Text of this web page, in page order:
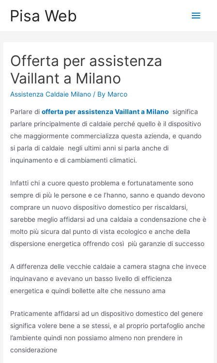
Pisa Web
Main
Offerta per assistenza
Vaillant a Milano
Assistenza Caldaie Milano / By Marco
Parlare diofferta per assistenza Vaillant a Milano significa
parlare principalmente di caldaie perché quello è il dispositivo
che maggiormente commercializza questa azienda, e quando
si parla di caldaie negli ultimi anni si parla anche di
inquinamento e di cambiamenti climatici.
Infatti chi a cuore questo problema e fortunatamente sono
sempre di più le persone e ce l’hanno, sanno e quando devono
comprare un nuovo dispositivo domestico per riscaldarsi,
sarebbe meglio affidarsi ad una caldaia a condensazione che è
molto più sicura dal punto di vista ecologico e anche della
dispersione energetica offrendo così più garanzie di successo
A differenza delle vecchie caldaie a camera stagna che invece
inquinavano e avevano un basso livello di efficienza
energetica e quindi bollette alte che nessuno ama
Praticamente affidarsi ad un dispositivo domestico del genere
significa volere bene a se stessi, e al proprio portafoglio anche
l’ambiente quindi non possiamo almeno non prendere in
considerazione